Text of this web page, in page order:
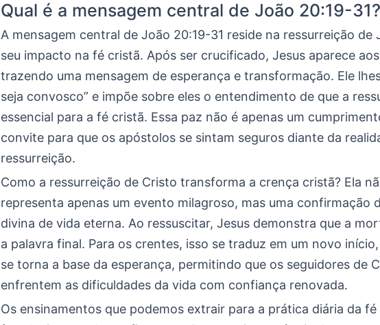
Qual é a mensagem central de João 20:19-31?
A mensagem central de João 20:19-31 reside na ressurreição de
seu impacto na fé cristã. Após ser crucificado, Jesus aparece
trazendo uma mensagem de esperança e transformação. Ele
seja convosco” e impõe sobre eles o entendimento de que a
essencial para a fé cristã. Essa paz não é apenas um
convite para que os apóstolos se sintam seguros diante da
ressurreição.
Como a ressurreição de Cristo transforma a crença cristã? Ela
representa apenas um evento milagroso, mas uma confirmação
divina de vida eterna. Ao ressuscitar, Jesus demonstra que a
a palavra final. Para os crentes, isso se traduz em um novo
se torna a base da esperança, permitindo que os seguidores de
enfrentem as dificuldades da vida com confiança renovada.
Os ensinamentos que podemos extrair para a prática diária da fé